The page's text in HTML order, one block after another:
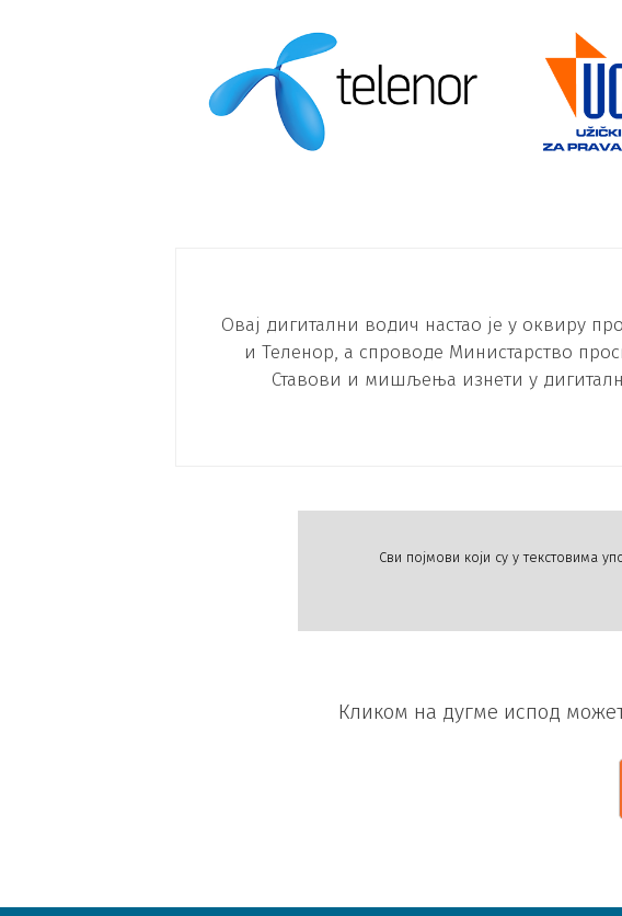
Овај дигитални водич настао је у оквиру
и Теленор, а спроводе Министарство
Ставови и мишљења изнети у
Сви појмови који су у текстовима
Кликом на дугме испод